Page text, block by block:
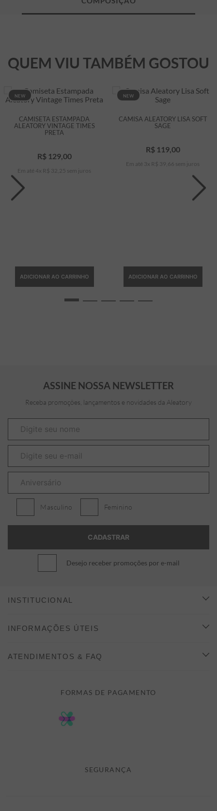
QUEM VIU TAMBÉM GOSTOU
NEW
CAMISETA ESTAMPADA
ALEATORY VINTAGE TIMES
PRETA
R$ 129,00
Em até 4 x R$ 32 25 sem juros
ADICIONAR AO CARRINHO
NEW
CAMISA ALEATORY LISA SOFT
SAGE
R$ 119,00
Em até 3 x R$ 39 66 sem juros
ADICIONAR AO CARRINHO
ASSINE NOSSA NEWSLETTER
Receba promoções, lançamentos e novidades da Aleatory
Masculino Feminino
Desejo receber promoções por e-mail
INSTITUCIONAL
CONHEÇA A ALEATORY
INFORMAÇÕES ÚTEIS
FORMAS DE PAGAMENTO
POLÍTICA DE PRIVACIDADE
ATENDIMENTOS & FAQ
ATENDIMENTO@ALEATORYSTORE.COM.BR
FORMAS DE PAGAMENTO
SEGURANÇA